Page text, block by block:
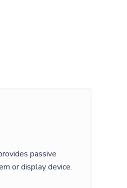
passive
or display device.